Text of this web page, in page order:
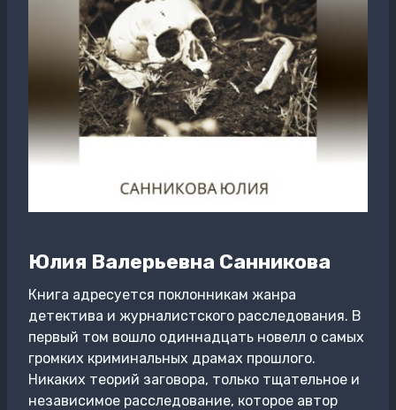
Юлия Валерьевна Санникова
Книга адресуется поклонникам жанра
детектива и журналистского расследования. В
первый том вошло одиннадцать новелл о самых
громких криминальных драмах прошлого.
Никаких теорий заговора, только тщательное и
независимое расследование, которое автор